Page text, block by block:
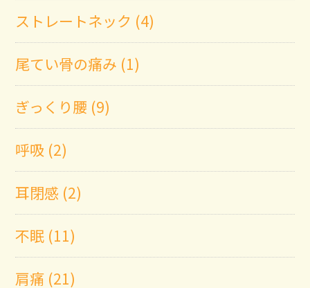
ストレートネック (4)
尾てい骨の痛み (1)
ぎっくり腰 (9)
呼吸 (2)
耳閉感 (2)
不眠 (11)
肩痛 (21)